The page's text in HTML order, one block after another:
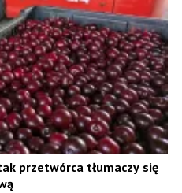
przetwórca tłumaczy się